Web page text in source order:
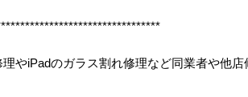
理やiPadのガラス割れ修理など同業者や他